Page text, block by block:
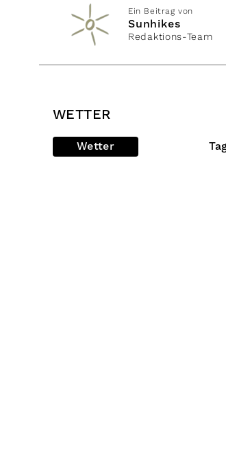
Ein Beitrag von
Sunhikes
Redaktions-Team
WETTER
Wetter